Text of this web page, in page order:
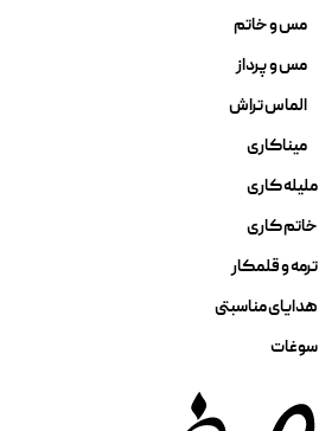
مس و خاتم
مس و پرداز
الماس تراش
میناکاری
ملیله کاری
خاتم کاری
ترمه و قلمکار
هدایای مناسبتی
سوغات